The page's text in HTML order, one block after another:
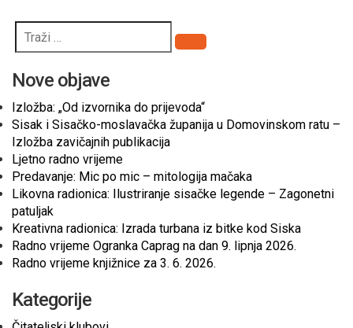
Pretraži
Nove objave
Izložba: „Od izvornika do prijevoda“
Sisak i Sisačko-moslavačka županija u Domovinskom ratu –
Izložba zavičajnih publikacija
Ljetno radno vrijeme
Predavanje: Mic po mic – mitologija mačaka
Likovna radionica: Ilustriranje sisačke legende – Zagonetni
patuljak
Kreativna radionica: Izrada turbana iz bitke kod Siska
Radno vrijeme Ogranka Caprag na dan 9. lipnja 2026.
Radno vrijeme knjižnice za 3. 6. 2026.
Kategorije